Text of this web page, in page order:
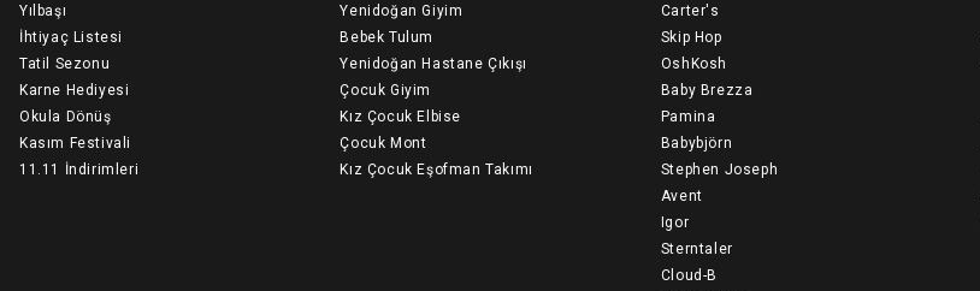
Yılbaşı
İhtiyaç Listesi
Tatil Sezonu
Karne Hediyesi
Okula Dönüş
Kasım Festivali
11.11 İndirimleri
Yenidoğan Giyim
Bebek Tulum
Yenidoğan Hastane Çıkışı
Çocuk Giyim
Kız Çocuk Elbise
Çocuk Mont
Kız Çocuk Eşofman Takımı
Carter's
Skip Hop
OshKosh
Baby Brezza
Pamina
Babybjörn
Stephen Joseph
Avent
Igor
Sterntaler
Cloud-B